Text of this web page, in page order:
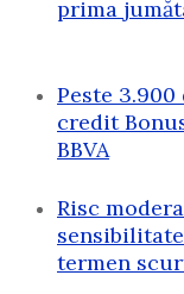
prima
Peste
credit
BBVA
Risc
termen